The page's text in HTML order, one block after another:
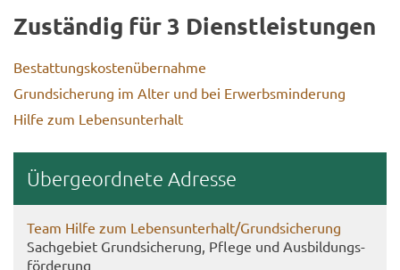
Zu­stän­dig für 3 Dienst­leis­tun­gen
Be­stat­tungs­kos­ten­über­nah­me
Grund­si­che­rung im Alter und bei Er­werbs­min­de­rung
Hilfe zum Le­bens­un­ter­halt
Über­ge­ord­ne­te Adres­se
Team Hilfe zum Le­bens­un­ter­halt/Grund­si­che­rung
Sach­ge­biet Grund­si­che­rung, Pfle­ge und Aus­bil­dungs­
för­de­rung